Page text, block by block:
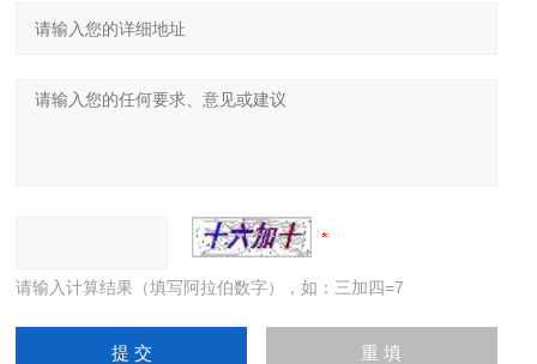
请输入计算结果（填写阿拉伯数字），如：三加四=7